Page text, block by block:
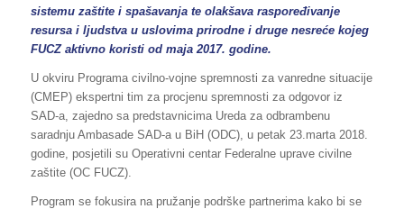
sistemu zaštite i spašavanja te olakšava raspoređivanje
resursa i ljudstva u uslovima prirodne i druge nesreće kojeg
FUCZ aktivno koristi od maja 2017. godine.
U okviru Programa civilno-vojne spremnosti za vanredne situacije
(CMEP) ekspertni tim za procjenu spremnosti za odgovor iz
SAD-a, zajedno sa predstavnicima Ureda za odbrambenu
saradnju Ambasade SAD-a u BiH (ODC), u petak 23.marta 2018.
godine, posjetili su Operativni centar Federalne uprave civilne
zaštite (OC FUCZ).
Program se fokusira na pružanje podrške partnerima kako bi se